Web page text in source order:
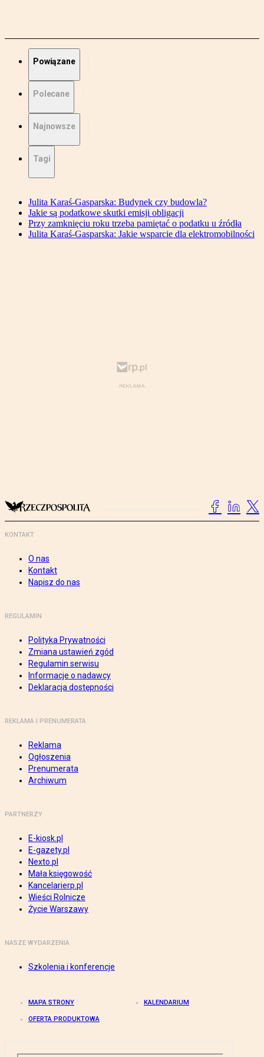
Powiązane
Polecane
Najnowsze
Tagi
Julita Karaś-Gasparska: Budynek czy budowla?
Jakie są podatkowe skutki emisji obligacji
Przy zamknięciu roku trzeba pamiętać o podatku u źródła
Julita Karaś-Gasparska: Jakie wsparcie dla elektromobilności
KONTAKT
O nas
Kontakt
Napisz do nas
REGULAMIN
Polityka Prywatności
Zmiana ustawień zgód
Regulamin serwisu
Informacje o nadawcy
Deklaracja dostępności
REKLAMA I PRENUMERATA
Reklama
Ogłoszenia
Prenumerata
Archiwum
PARTNERZY
E-kiosk.pl
E-gazety.pl
Nexto.pl
Mała księgowość
Kancelarierp.pl
Wieści Rolnicze
Życie Warszawy
NASZE WYDARZENIA
Szkolenia i konferencje
MAPA STRONY KALENDARIUM
OFERTA PRODUKTOWA